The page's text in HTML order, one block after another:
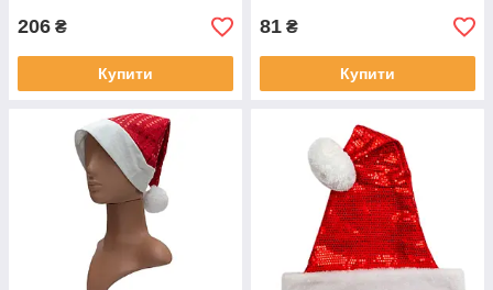
206 ₴
Купити
81 ₴
Купити